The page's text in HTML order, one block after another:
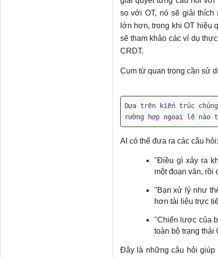
so với OT, nó sẽ giải
lớn hơn, trong khi OT hiệu
sẽ tham khảo các ví dụ
CRDT.
Cụm từ quan trọng cần sử
Dựa trên kiến ​​trúc
rường hợp ngoại lệ nào
AI có thể đưa ra các câu hỏi:
"Điều gì xảy ra
một đoạn văn, rồi
"Bạn xử lý như
hơn tài liệu trực
"Chiến lược của
toàn bộ trạng thái
Đây là những câu hỏi